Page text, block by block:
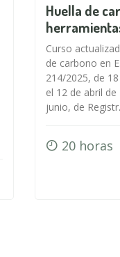
Huella de
Curso
de carbono en
214/2025, de
el 12 de abril
junio, de
20 horas